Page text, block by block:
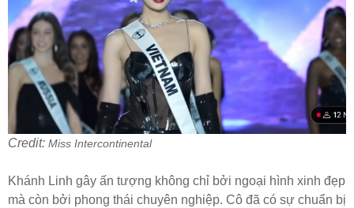
Credit: Miss Intercontinental
Khánh Linh gây ấn tượng không chỉ bởi ngoại hình xinh đẹp
mà còn bởi phong thái chuyên nghiệp. Cô đã có sự chuẩn bị